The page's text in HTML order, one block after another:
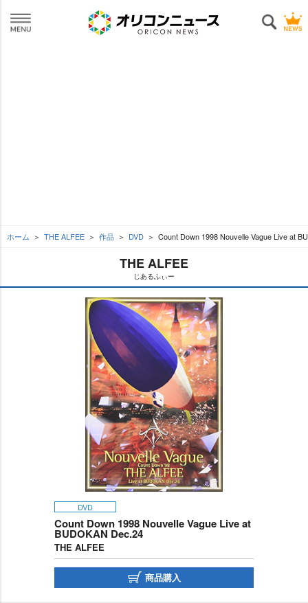
ホーム THE ALFEE 作品 DVD Count Down 1998 Nouvelle Vague Live at
THE ALFEE
じあるふぃー
DVD
Count Down 1998 Nouvelle Vague Live at
BUDOKAN Dec.24
THE ALFEE
商品購入